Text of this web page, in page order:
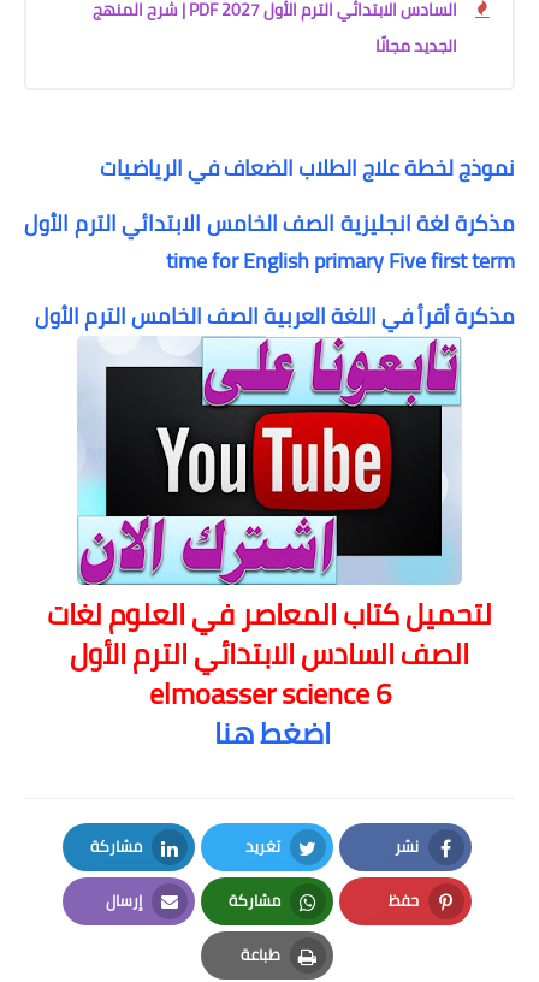
السادس الابتدائي الترم الأول 2027 PDF | شرح المنهج
الجديد مجانًا
نموذج لخطة علاج الطلاب الضعاف في الرياضيات
مذكرة لغة انجليزية الصف الخامس الابتدائي الترم الأول
time for English primary Five first term
مذكرة أقرأ في اللغة العربية الصف الخامس الترم الأول
لتحميل كتاب المعاصر في العلوم لغات
الصف السادس الابتدائي الترم الأول
elmoasser science 6
اضغط هنا
نشر
Facebook
تغريد
Twitter
مشاركة
LinkedIn
حفظ
Pinterest
مشاركة
Whatsapp
إرسال
Email
طباعة